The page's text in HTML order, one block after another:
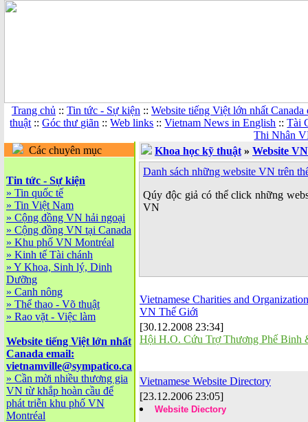
Trang chủ :: Tin tức - Sự kiện :: Website tiếng Việt lớn nhất
thuật ::Góc thư giãn ::Web links ::Vietnam News in English ::Tài
Thi Nhân
Các chuyên mục
Tin tức - Sự kiện
» Tin quốc tế
» Tin Việt Nam
» Cộng đồng VN hải ngoại
» Cộng đồng VN tại Canada
» Khu phố VN Montréal
» Kinh tế Tài chánh
» Y Khoa, Sinh lý, Dinh
Dưỡng
» Canh nông
» Thể thao - Võ thuật
» Rao vặt - Việc làm
Website tiếng Việt lớn nhất
Canada email:
vietnamville@sympatico.ca
» Cần mời nhiều thương gia
VN từ khắp hoàn cầu để
phát triễn khu phố VN
Montréal
Khoa học kỹ thuật » Website
Danh sách những website VN trên
Qúy độc giả có thể click những
VN
Vietnamese Charities and
VN Thế Giới
[30.12.2008 23:34]
Hội H.O. Cứu Trợ Thương Phế Binh
Vietnamese Website Directory
[23.12.2006 23:05]
Website Dỉectory